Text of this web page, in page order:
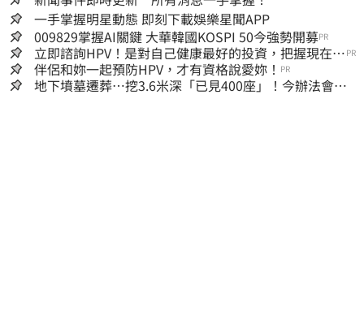
一手掌握明星動態 即刻下載娛樂星聞APP
009829掌握AI關鍵 大華韓國KOSPI 50今強勢開募PR
立即諮詢HPV！是對自己健康最好的投資，把握現在不
嫌晚！
PR
伴侶和妳一起預防HPV，才有資格說愛妳！ PR
地下墳墓遷葬…挖3.6米深「已見400座」！今辦法會安